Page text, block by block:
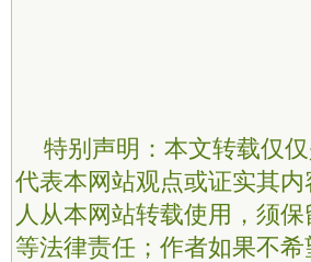
特别声明：本文转载仅
代表本网站观点或证实其
人从本网站转载使用，须
等法律责任；作者如果不